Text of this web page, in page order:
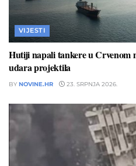
VIJESTI
Hutiji napali tankere u Crvenom
udara projektila
BY NOVINE.HR 23. SRPNJA 2026.